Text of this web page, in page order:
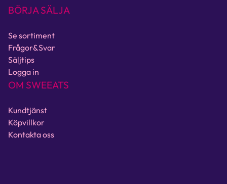
BÖRJA SÄLJA
Se sortiment
Frågor&Svar
Säljtips
Logga in
OM SWEEATS
Kundtjänst
Köpvillkor
Kontakta oss